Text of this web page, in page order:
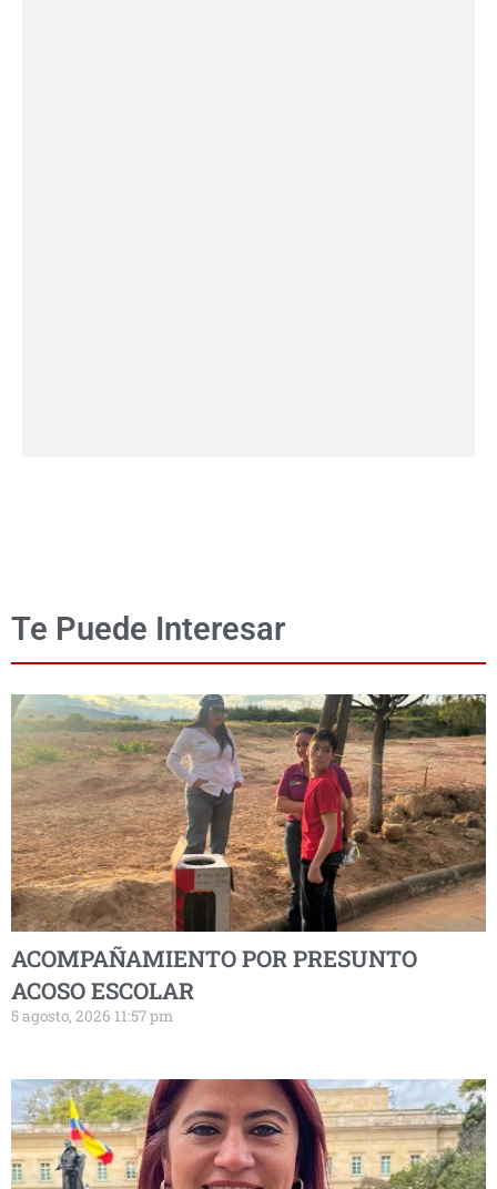
Te Puede Interesar
ACOMPAÑAMIENTO POR PRESUNTO
ACOSO ESCOLAR
5 agosto, 2026 11:57 pm